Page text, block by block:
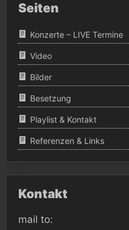
Seiten
Konzerte – LIVE Termine
Video
Bilder
Besetzung
Playlist & Kontakt
Referenzen & Links
Kontakt
mail to: